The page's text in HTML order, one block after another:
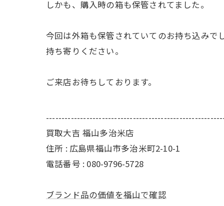
しかも、購入時の箱も保管されてました。
今回は外箱も保管されていてのお持ち込み
持ち寄りください。
ご来店お待ちしております。
買取大吉 福山多治米店
住所 : 広島県福山市多治米町2-10-1
電話番号 : 080-9796-5728
ブランド品の価値を福山で確認